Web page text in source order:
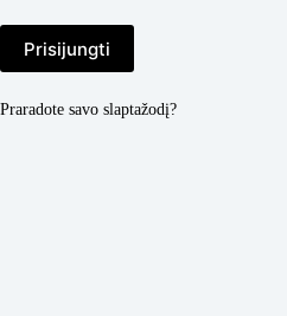
Prisijungti
Praradote savo slaptažodį?